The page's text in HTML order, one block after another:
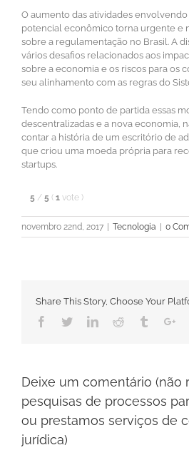
O aumento das atividades
potencial econômico torna urgente e
sobre a regulamentação no Brasil. A
vários desafios relacionados aos
sobre a economia e os riscos para os
seu alinhamento com as regras do
Tendo como ponto de partida essas
descentralizadas e a nova economia,
contar a história de um escritório de
que criou uma moeda própria para
startups.
5 / 5 ( 1 vote )
novembro 22nd, 2017 Tecnologia 0
Share This Story, Choose Your
Facebook
TwitterLinkedinReddit Tumblr
Deixe um comentário (não
pesquisas de processos
ou prestamos serviços de
jurídica)